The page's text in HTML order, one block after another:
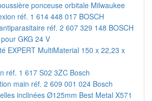
ponceuse orbitale Milwaukee
réf. 1 614 448 017 BOSCH
réf. 2 607 329 148 BOSCH
GKG 24 V
EXPERT MultiMaterial 150 x 22,23 x
réf. 1 617 S02 3ZC Bosch
main réf. 2 609 001 024 Bosch
inclinées Ø125mm Best Metal X571